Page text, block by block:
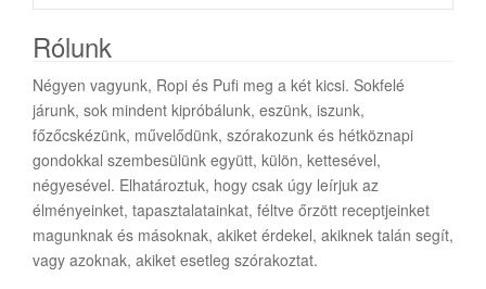
Rólunk
Négyen vagyunk, Ropi és Pufi meg a két kicsi. Sokfelé
járunk, sok mindent kipróbálunk, eszünk, iszunk,
főzőcskézünk, művelődünk, szórakozunk és hétköznapi
gondokkal szembesülünk együtt, külön, kettesével,
négyesével. Elhatároztuk, hogy csak úgy leírjuk az
élményeinket, tapasztalatainkat, féltve őrzött receptjeinket
magunknak és másoknak, akiket érdekel, akiknek talán segít,
vagy azoknak, akiket esetleg szórakoztat.